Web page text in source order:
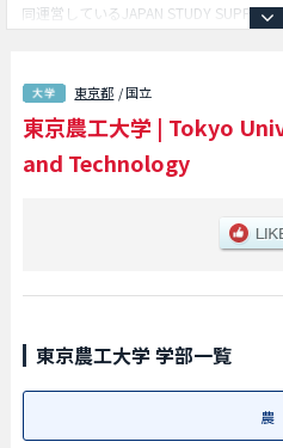
同運営しているJAPAN STUDY
等、学部別情報や、募集定員や合格者数
など外国人留学生に必要な情報を掲載し
東京都 / 国立
東京農工大学 | Tokyo
and Technology
東京農工大学 学部一覧
農